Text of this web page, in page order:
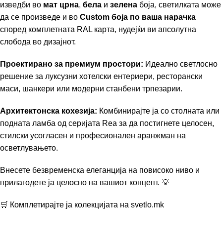
изведби во мат црна, бела и зелена боја, светилката може
да се произведе и во Custom боја по ваша нарачка
според комплетната RAL карта, нудејќи ви апсолутна
слобода во дизајнот.
Проектирано за премиум простори: Идеално светлосно
решение за луксузни хотелски ентериери, ресторански
маси, шанкери или модерни станбени трпезарии.
Архитектонска кохезија: Комбинирајте ја со столната или
подната ламба од серијата Rea за да постигнете целосен,
стилски усогласен и професионален аранжман на
осветлувањето.
Внесете безвременска елеганција на повисоко ниво и
прилагодете ја целосно на вашиот концепт. 💡
🛒 Комплетирајте ја колекцијата на svetlo.mk